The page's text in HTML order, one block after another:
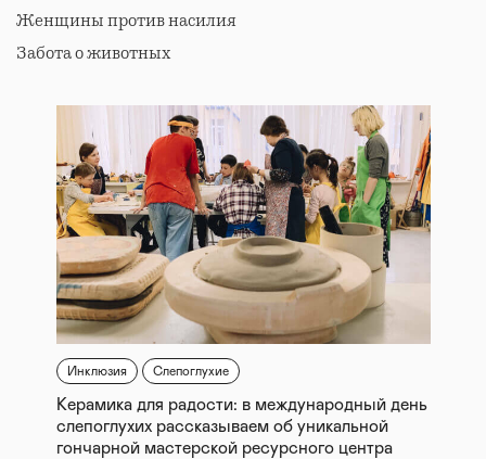
Женщины против насилия
Забота о животных
Инклюзия Слепоглухие
Керамика для радости: в международный день
слепоглухих рассказываем об уникальной
гончарной мастерской ресурсного центра